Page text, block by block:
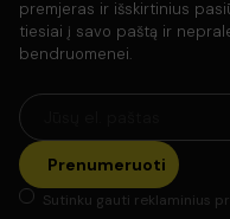
premjeras ir išskirtinius
tiesiai į savo paštą ir
bendruomenei.
Prenumeruoti
Sutinku gauti reklaminius